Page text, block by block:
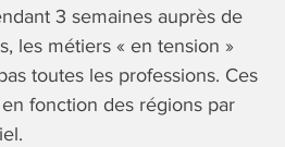
3 semaines auprès de
les métiers « en tension »
toutes les professions. Ces
fonction des régions par